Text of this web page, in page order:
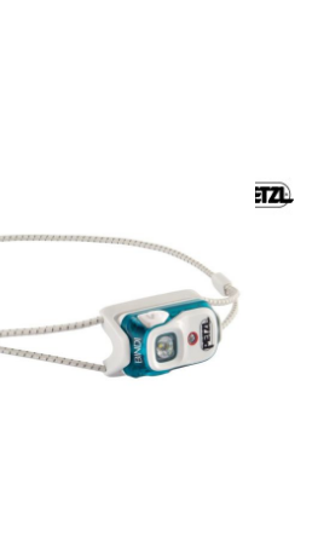
(0 Bewertungen)